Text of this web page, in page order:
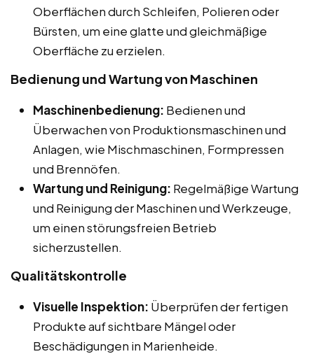
Oberflächen durch Schleifen, Polieren oder
Bürsten, um eine glatte und gleichmäßige
Oberfläche zu erzielen.
Bedienung und Wartung von Maschinen
Maschinenbedienung: Bedienen und
Überwachen von Produktionsmaschinen und
Anlagen, wie Mischmaschinen, Formpressen
und Brennöfen.
Wartung und Reinigung: Regelmäßige Wartung
und Reinigung der Maschinen und Werkzeuge,
um einen störungsfreien Betrieb
sicherzustellen.
Qualitätskontrolle
Visuelle Inspektion: Überprüfen der fertigen
Produkte auf sichtbare Mängel oder
Beschädigungen in Marienheide.